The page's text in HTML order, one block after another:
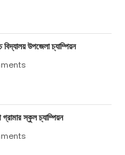
বিদ্যালয় উপজেলা চ্যাম্পিয়ন
গ্রামার স্কুল চ্যাম্পিয়ন